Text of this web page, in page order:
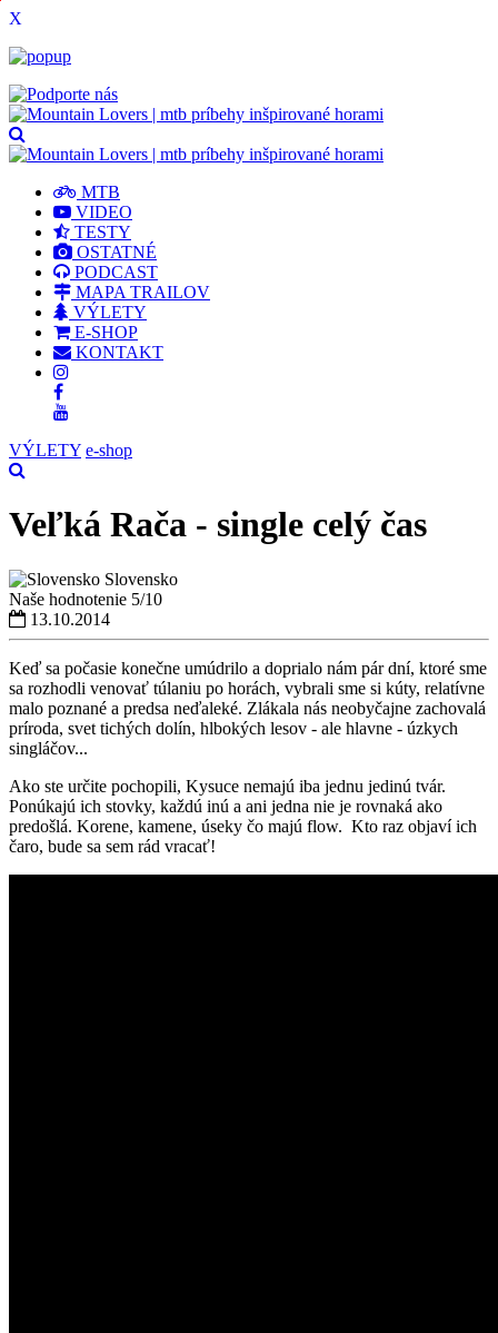
X
MTB
VIDEO
TESTY
OSTATNÉ
PODCAST
MAPA TRAILOV
VÝLETY
E-SHOP
KONTAKT
VÝLETY e-shop
Veľká Rača - single celý čas
Slovensko
Naše hodnotenie 5/10
13.10.2014
Keď sa počasie konečne umúdrilo a doprialo nám pár dní, ktoré sme
sa rozhodli venovať túlaniu po horách, vybrali sme si kúty, relatívne
malo poznané a predsa neďaleké. Zlákala nás neobyčajne zachovalá
príroda, svet tichých dolín, hlbokých lesov - ale hlavne - úzkych
singláčov...
Ako ste určite pochopili, Kysuce nemajú iba jednu jedinú tvár.
Ponúkajú ich stovky, každú inú a ani jedna nie je rovnaká ako
predošlá. Korene, kamene, úseky čo majú flow. Kto raz objaví ich
čaro, bude sa sem rád vracať!